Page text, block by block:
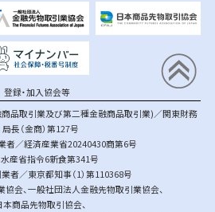
登録・加入協会等
品取引業及び第二種金融商品取引業)／関東財務
局長（金商）第127号
者／経済産業省20240430商第6号
産省指令6新食第341号
者／東京都知事（1）第110368号
協会、一般社団法人金融先物取引業協会、
本商品先物取引協会、